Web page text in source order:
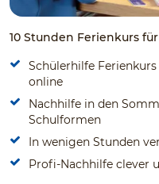
10 Stunden Ferienkurs
Schülerhilfe
online
Nachhilfe in den
Schulformen
In wenigen Stunden
Profi-Nachhilfe clever